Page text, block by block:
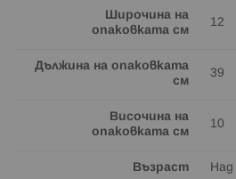
Широчина на
опаковката см
12
Дължина на опаковката
см
39
Височина на
опаковката см
10
Възраст Над